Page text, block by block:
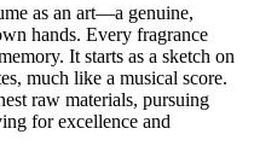
as an art—a genuine,
hands. Every fragrance
It starts as a sketch on
much like a musical score.
raw materials, pursuing
for excellence and